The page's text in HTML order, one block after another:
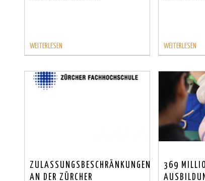
WEITERLESEN WEITERLESEN
ZULASSUNGSBESCHRÄNKUNGEN
AN DER ZÜRCHER
369